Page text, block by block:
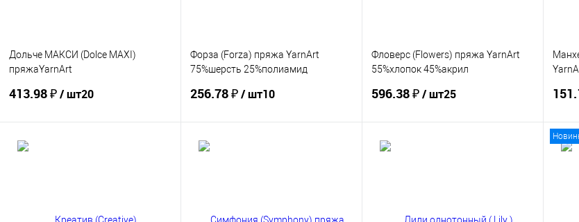
Дольче МАКСИ (Dolce MAXI)
пряжаYarnArt
413.98 ₽/ шт20
Форза (Forza) пряжа YarnArt
75%шерсть 25%полиамид
256.78 ₽/ шт10
Фловерс (Flowers) пряжа YarnArt
55%хлопок 45%акрил
596.38 ₽/ шт25